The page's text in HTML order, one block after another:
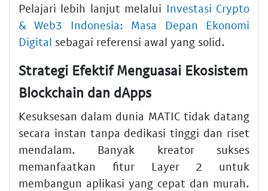
Pelajari lebih lanjut melalui Investasi Crypto
& Web3 Indonesia: Masa Depan Ekonomi
Digital sebagai referensi awal yang solid.
Strategi Efektif Menguasai Ekosistem
Blockchain dan dApps
Kesuksesan dalam dunia MATIC tidak datang
secara instan tanpa dedikasi tinggi dan riset
mendalam. Banyak kreator sukses
memanfaatkan fitur Layer 2 untuk
membangun aplikasi yang cepat dan murah.